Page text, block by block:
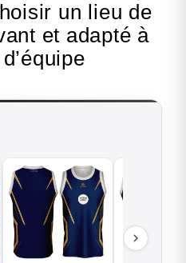
un lieu de
et adapté à